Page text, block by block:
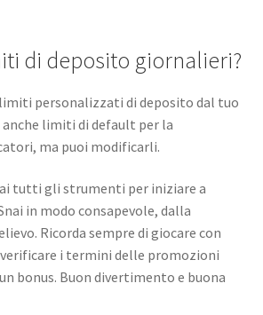
di deposito giornalieri?
personalizzati di deposito dal tuo
limiti di default per la
ma puoi modificarli.
tutti gli strumenti per iniziare a
in modo consapevole, dalla
Ricorda sempre di giocare con
i termini delle promozioni
bonus. Buon divertimento e buona